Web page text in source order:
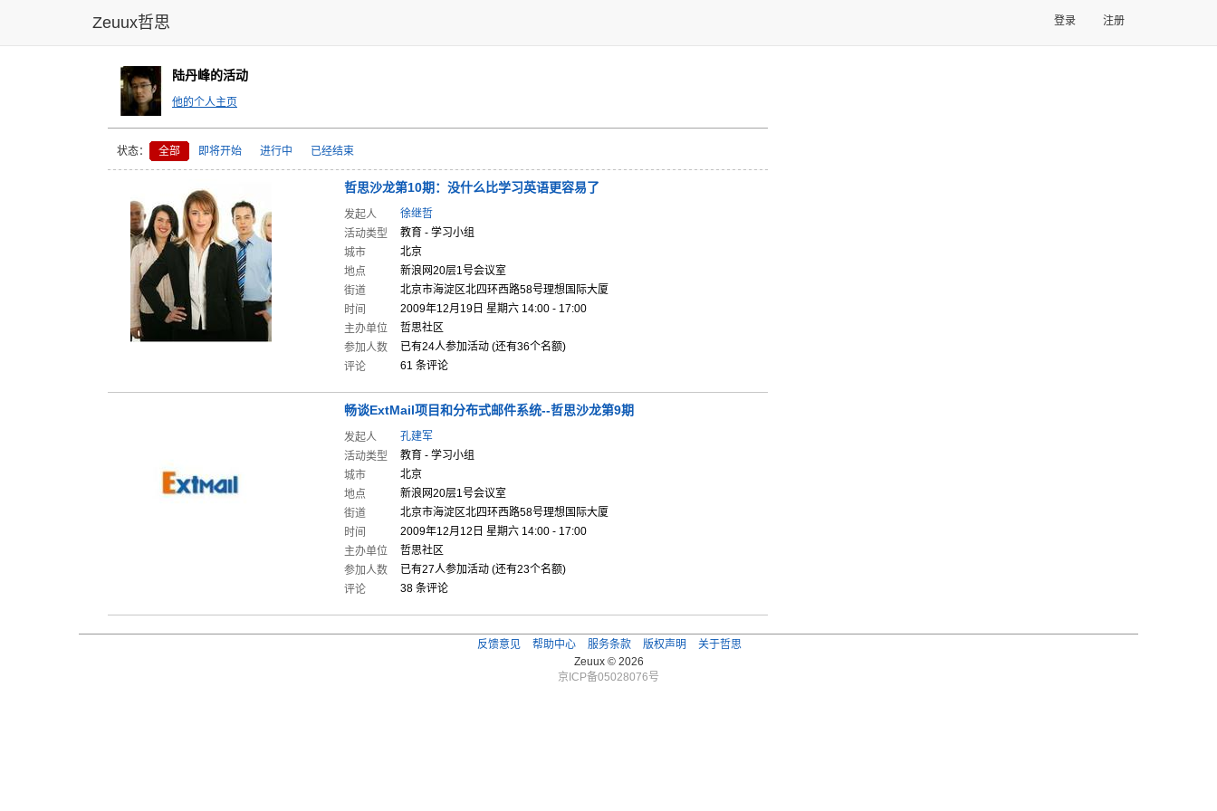
Zeuux哲思 登录 注册
陆丹峰的活动
他的个人主页
状态： 全部 即将开始 进行中 已经结束
哲思沙龙第10期：没什么比学习英语更容易了
发起人
徐继哲
活动类型
教育 - 学习小组
城市
北京
地点
新浪网20层1号会议室
街道
北京市海淀区北四环西路58号理想国际大厦
时间
2009年12月19日 星期六 14:00 - 17:00
主办单位
哲思社区
参加人数
已有24人参加活动 (还有36个名额)
评论
61 条评论
畅谈ExtMail项目和分布式邮件系统--哲思沙龙第9期
发起人
孔建军
活动类型
教育 - 学习小组
城市
北京
地点
新浪网20层1号会议室
街道
北京市海淀区北四环西路58号理想国际大厦
时间
2009年12月12日 星期六 14:00 - 17:00
主办单位
哲思社区
参加人数
已有27人参加活动 (还有23个名额)
评论
38 条评论
反馈意见 帮助中心 服务条款 版权声明
关于哲思
Zeuux © 2026
京ICP备05028076号